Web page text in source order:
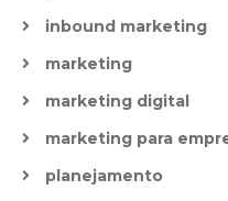
inbound marketing
marketing
marketing digital
marketing para
planejamento